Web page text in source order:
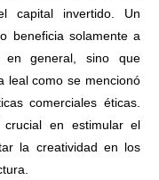
capital invertido. Un
beneficia solamente a
en general, sino que
leal como se mencionó
comerciales éticas.
en estimular el
la creatividad en los